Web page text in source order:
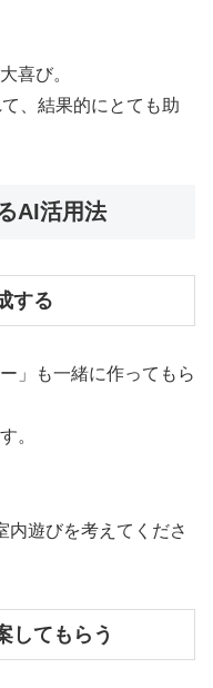
喜び。
、結果的にとても助
AI活用法
する
」も一緒に作ってもら
。
内遊びを考えてくださ
してもらう